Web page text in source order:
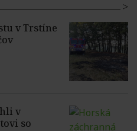
v Trstíne
v
so